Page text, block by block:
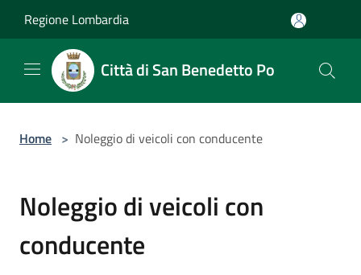
Regione Lombardia
Città di San Benedetto Po
Home > Noleggio di veicoli con conducente
Noleggio di veicoli con
conducente